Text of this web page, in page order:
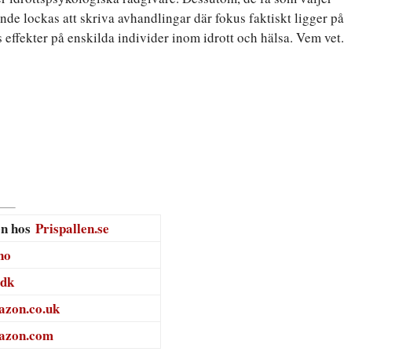
lockas att skriva avhandlingar där fokus faktiskt ligger på
på enskilda individer inom idrott och hälsa. Vem vet.
hos Prispallen.se